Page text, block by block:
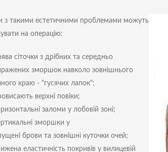
з такими естетичними проблемами можуть
на операцію:
сіточки з дрібних та середньо
зморшок навколо зовнішнього
краю - "гусячих лапок";
верхні повіки;
заломи у лобовій зоні;
зморшки у
брови та зовнішні куточки очей;
еластичність покривів у вилицевій